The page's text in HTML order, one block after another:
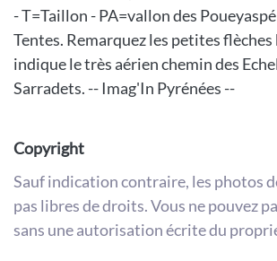
- T=Taillon - PA=vallon des
Tentes. Remarquez les petites
indique le très aérien chemin des
Sarradets. -- Imag'In Pyrénées --
Copyright
Sauf indication contraire, les photos
pas libres de droits. Vous ne pouvez
sans une autorisation écrite du